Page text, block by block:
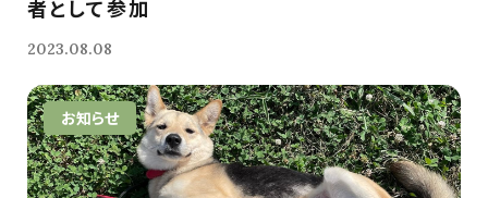
者として参加
2023.08.08
お知らせ